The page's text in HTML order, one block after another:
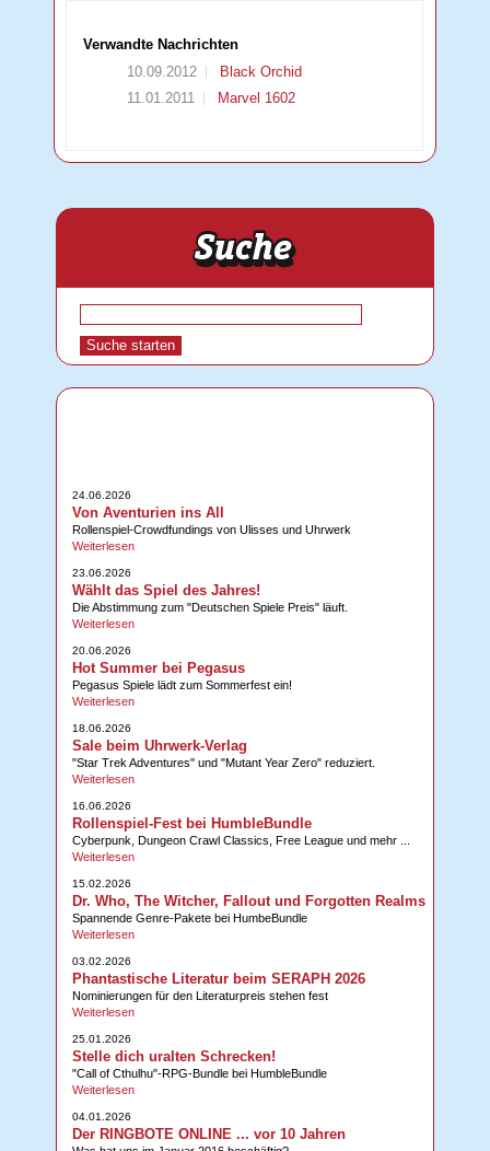
Verwandte Nachrichten
10.09.2012
Black Orchid
11.01.2011
Marvel 1602
24.06.2026
Von Aventurien ins All
Rollenspiel-Crowdfundings von Ulisses und Uhrwerk
Weiterlesen
23.06.2026
Wählt das Spiel des Jahres!
Die Abstimmung zum "Deutschen Spiele Preis" läuft.
Weiterlesen
20.06.2026
Hot Summer bei Pegasus
Pegasus Spiele lädt zum Sommerfest ein!
Weiterlesen
18.06.2026
Sale beim Uhrwerk-Verlag
"Star Trek Adventures" und "Mutant Year Zero" reduziert.
Weiterlesen
16.06.2026
Rollenspiel-Fest bei HumbleBundle
Cyberpunk, Dungeon Crawl Classics, Free League und mehr ...
Weiterlesen
15.02.2026
Dr. Who, The Witcher, Fallout und Forgotten Realms
Spannende Genre-Pakete bei HumbeBundle
Weiterlesen
03.02.2026
Phantastische Literatur beim SERAPH 2026
Nominierungen für den Literaturpreis stehen fest
Weiterlesen
25.01.2026
Stelle dich uralten Schrecken!
"Call of Cthulhu"-RPG-Bundle bei HumbleBundle
Weiterlesen
04.01.2026
Der RINGBOTE ONLINE ... vor 10 Jahren